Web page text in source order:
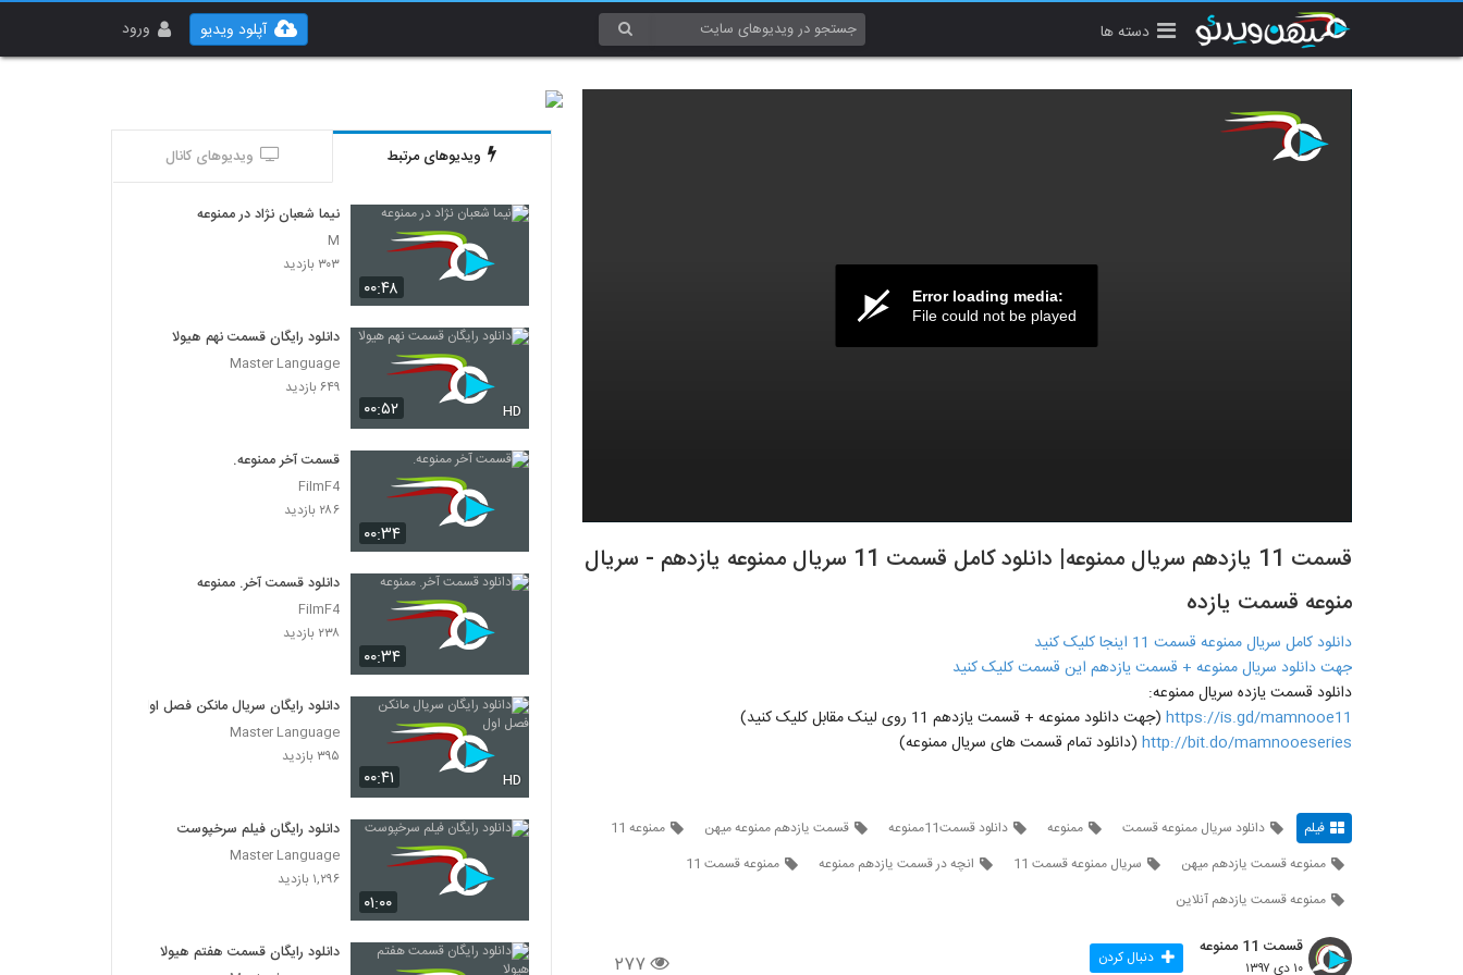
دسته ها ورود آپلود ویدیو
Error loading media:
File could not be played
قسمت 11 یازدهم سریال ممنوعه| دانلود کامل قسمت 11 سریال ممنوعه یازدهم - سریال
منوعه قسمت یازده
دانلود کامل سریال ممنوعه قسمت 11 اینجا کلیک کنید
جهت دانلود سریال ممنوعه + قسمت یازدهم این قسمت کلیک کنید
دانلود قسمت یازده سریال ممنوعه:
https://is.gd/mamnooe11 (جهت دانلود ممنوعه + قسمت یازدهم 11 روی لینک مقابل کلیک کنید)
http://bit.do/mamnooeseries (دانلود تمام قسمت های سریال ممنوعه)
فیلم دانلود سریال ممنوعه قسمت ممنوعه دانلود قسمت11ممنوعه قسمت یازدهم ممنوعه میهن
ممنوعه 11
ممنوعه قسمت یازدهم میهن
سریال ممنوعه قسمت 11 انچه در قسمت یازدهم ممنوعه
ممنوعه قسمت 11
ممنوعه قسمت یازدهم آنلاین
۲۷۷
قسمت 11 ممنوعه
۱۰ دی ۱۳۹۷ دنبال کردن
ویدیوهای مرتبط ویدیوهای کانال
۰۰:۴۸
نیما شعبان نژاد در ممنوعه
M
۳۰۳ بازدید
۰۰:۵۲ HD
دانلود رایگان قسمت نهم هیولا
Master Language
۶۴۹ بازدید
۰۰:۳۴
قسمت آخر ممنوعه.
FilmF4
۲۸۶ بازدید
۰۰:۳۴
دانلود قسمت آخر. ممنوعه
FilmF4
۲۳۸ بازدید
۰۰:۴۱ HD
دانلود رایگان سریال مانکن فصل اول
Master Language
۳۹۵ بازدید
۰۱:۰۰
دانلود رایگان فیلم سرخپوست
Master Language
۱,۲۹۶ بازدید
دانلود رایگان قسمت هفتم هیولا